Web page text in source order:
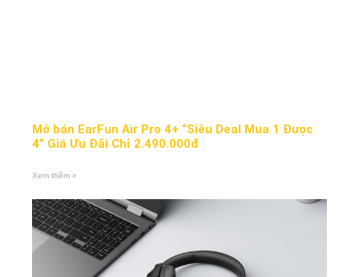
Mở bán EarFun Air Pro 4+ “Siêu Deal Mua 1 Được
4” Giá Ưu Đãi Chỉ 2.490.000đ
Xem thêm »